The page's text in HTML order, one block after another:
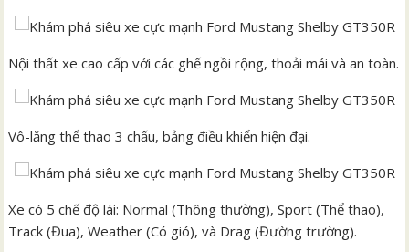
Nội thất xe cao cấp với các ghế ngồi rộng, thoải mái và an toàn.
Vô-lăng thể thao 3 chấu, bảng điều khiển hiện đại.
Xe có 5 chế độ lái: Normal (Thông thường), Sport (Thể thao),
Track (Đua), Weather (Có gió), và Drag (Đường trường).